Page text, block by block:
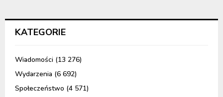
KATEGORIE
Wiadomości (13 276)
Wydarzenia (6 692)
Społeczeństwo (4 571)